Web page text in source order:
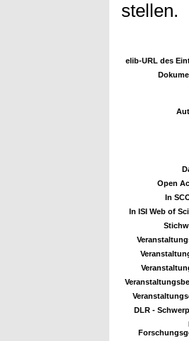
stellen.
elib-URL des
Open
In
In ISI Web of
DLR -